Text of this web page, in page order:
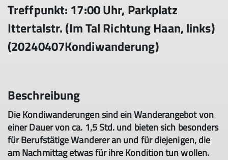
Treffpunkt: 17:00 Uhr, Parkplatz
Ittertalstr. (Im Tal Richtung Haan, links)
(20240407Kondiwanderung)
Beschreibung
Die Kondiwanderungen sind ein Wanderangebot von
einer Dauer von ca. 1,5 Std. und bieten sich besonders
für Berufstätige Wanderer an und für diejenigen, die
am Nachmittag etwas für ihre Kondition tun wollen.